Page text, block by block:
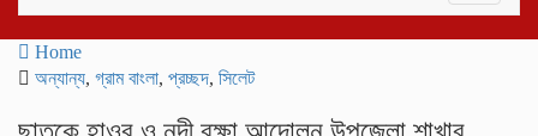
Home
অন্যান্য, গ্রাম বাংলা, প্রচ্ছদ, সিলেট